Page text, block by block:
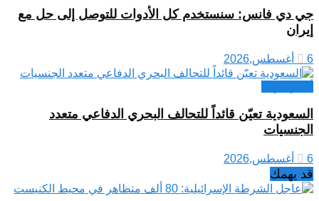
جي دي فانس: سنستخدم كل الأدوات للتوصل إلى حل مع
إيران
6 أغسطس,2026
السعودية تعيّن قائداً للتحالف البحري الدفاعي متعدد
الجنسيات
6 أغسطس,2026
قد يهمك